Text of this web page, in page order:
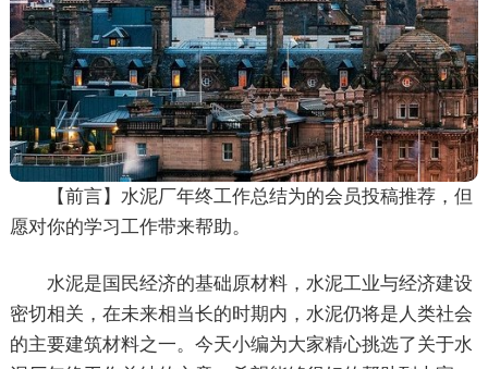
【前言】水泥厂年终工作总结为的会员投稿推荐，但
愿对你的学习工作带来帮助。
水泥是国民经济的基础原材料，水泥工业与经济建设
密切相关，在未来相当长的时期内，水泥仍将是人类社会
的主要建筑材料之一。今天小编为大家精心挑选了关于水